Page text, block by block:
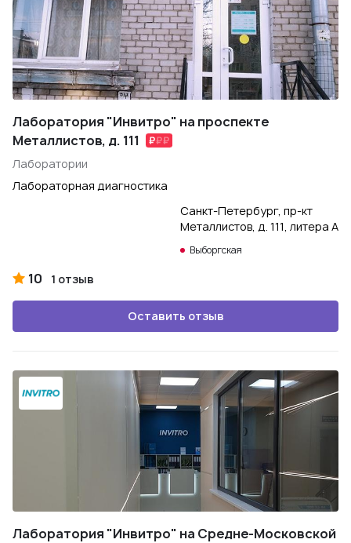
Лаборатория "Инвитро" на проспекте
Металлистов, д. 111
Лаборатории
Лабораторная диагностика
Санкт-Петербург, пр-кт
Металлистов, д. 111, литера А
Выборгская
10 1 отзыв
Оставить отзыв
Лаборатория "Инвитро" на Средне-Московской